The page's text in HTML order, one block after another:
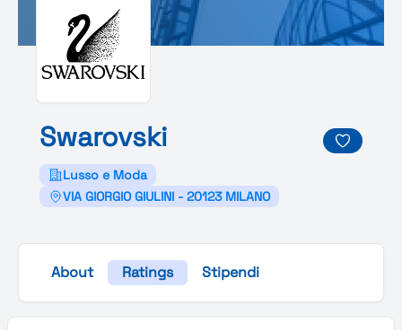
Swarovski
Lusso e Moda
VIA GIORGIO GIULINI - 20123 MILANO
About Ratings Stipendi